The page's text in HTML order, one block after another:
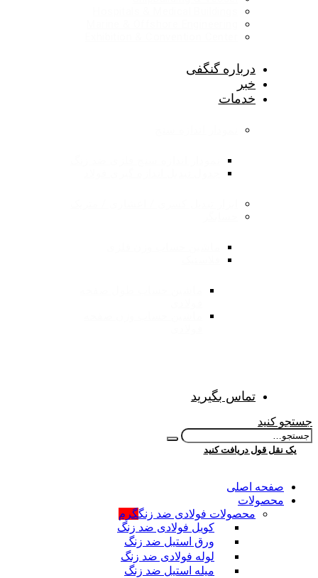
درباره گنگفی
خبر
خدمات
تماس بگیرید
جستجو کنید
یک نقل قول دریافت کنید
صفحه اصلی
محصولات
محصولات فولادی ضد زنگگرم
کویل فولادی ضد زنگ
ورق استیل ضد زنگ
لوله فولادی ضد زنگ
میله استیل ضد زنگ